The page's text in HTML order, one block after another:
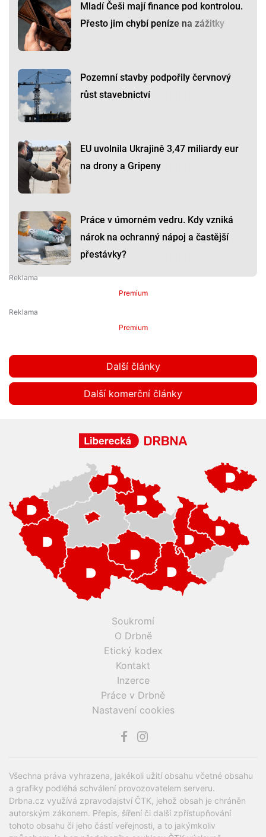
Mladí Češi mají finance pod kontrolou.
Přesto jim chybí peníze na zážitky
Pozemní stavby podpořily červnový
růst stavebnictví
EU uvolnila Ukrajině 3,47 miliardy eur
na drony a Gripeny
Práce v úmorném vedru. Kdy vzniká
nárok na ochranný nápoj a častější
přestávky?
Premium
Premium
Další články
Další komerční články
Soukromí
O Drbně
Etický kodex
Kontakt
Inzerce
Práce v Drbně
Nastavení cookies
Všechna práva vyhrazena, jakékoli užití obsahu včetné obsahu
a grafiky podléhá schválení provozovatelem serveru.
Drbna.cz využívá zpravodajství ČTK, jehož obsah je chráněn
autorským zákonem. Přepis, šíření či další zpřístupňování
tohoto obsahu či jeho částí veřejnosti, a to jakýmkoliv